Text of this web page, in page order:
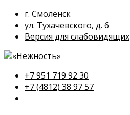
г. Смоленск
ул. Тухачевского, д. 6
Версия для слабовидящих
+7 951 719 92 30
+7 (4812) 38 97 57